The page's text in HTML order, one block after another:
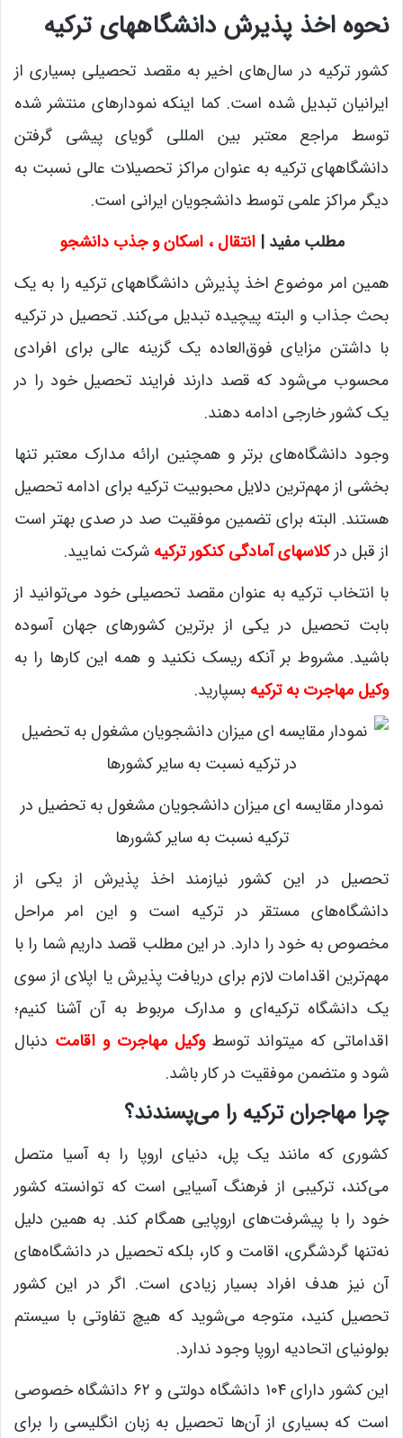
نحوه اخذ پذیرش دانشگاههای ترکیه
کشور ترکیه در سال‌های اخیر به مقصد تحصیلی بسیاری از
ایرانیان تبدیل شده است. کما اینکه نمودارهای منتشر شده
توسط مراجع معتبر بین المللی گویای پیشی گرفتن
دانشگاههای ترکیه به عنوان مراکز تحصیلات عالی نسبت به
دیگر مراکز علمی توسط دانشجویان ایرانی است.
مطلب مفید |انتقال ، اسکان و جذب دانشجو
همین امر موضوع اخذ پذیرش دانشگاههای ترکیه را به یک
بحث جذاب و البته پیچیده تبدیل می‌کند. تحصیل در ترکیه
با داشتن مزایای فوق‌العاده یک گزینه عالی برای افرادی
محسوب می‌شود که قصد دارند فرایند تحصیل خود را در
یک کشور خارجی ادامه دهند.
وجود دانشگاه‌های برتر و همچنین ارائه مدارک معتبر تنها
بخشی از مهم‌ترین دلایل محبوبیت ترکیه برای ادامه تحصیل
هستند. البته برای تضمین موفقیت صد در صدی بهتر است
از قبل درکلاسهای آمادگی کنکور ترکیه شرکت نمایید.
با انتخاب ترکیه به عنوان مقصد تحصیلی خود می‌توانید از
بابت تحصیل در یکی از برترین کشورهای جهان آسوده
باشید. مشروط بر آنکه ریسک نکنید و همه این کارها را به
وکیل مهاجرت به ترکیه بسپارید.
نمودار مقایسه ای میزان دانشجویان مشغول به تحضیل در
ترکیه نسبت به سایر کشورها
تحصیل در این کشور نیازمند اخذ پذیرش از یکی از
دانشگاه‌های مستقر در ترکیه است و این امر مراحل
مخصوص به خود را دارد. در این مطلب قصد داریم شما را با
مهم‌ترین اقدامات لازم برای دریافت پذیرش یا اپلای از سوی
یک دانشگاه ترکیه‌ای و مدارک مربوط به آن آشنا کنیم؛
اقداماتی که میتواند توسط وکیل مهاجرت و اقامت دنبال
شود و متضمن موفقیت در کار باشد.
چرا مهاجران ترکیه را می‌پسندند؟
کشوری که مانند یک پل، دنیای اروپا را به آسیا متصل
می‌کند، ترکیبی از فرهنگ آسیایی است که توانسته کشور
خود را با پیشرفت‌های اروپایی همگام کند. به همین دلیل
نه‌تنها گردشگری، اقامت و کار، بلکه تحصیل در دانشگاه‌های
آن نیز هدف افراد بسیار زیادی است. اگر در این کشور
تحصیل کنید، متوجه می‌شوید که هیچ تفاوتی با سیستم
بولونیای اتحادیه اروپا وجود ندارد.
این کشور دارای ۱۰۴ دانشگاه دولتی و ۶۲ دانشگاه خصوصی
است که بسیاری از آن‌ها تحصیل به زبان انگلیسی را برای